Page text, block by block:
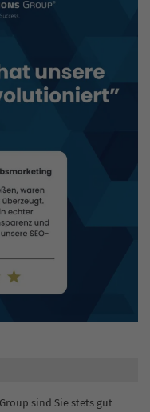
sind Sie stets gut